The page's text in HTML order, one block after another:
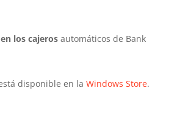
los cajerosautomáticos de Bank
disponible en la Windows Store.